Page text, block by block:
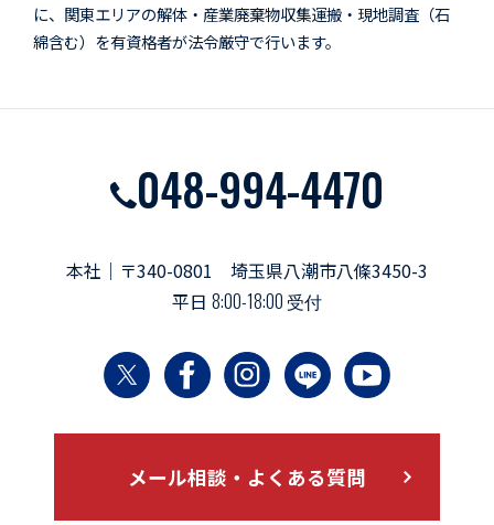
に、関東エリアの解体・産業廃棄物収集運搬・現地調査（石
綿含む）を有資格者が法令厳守で行います。
048-994-4470
本社｜〒340-0801 埼玉県八潮市八條3450-3
平日 8:00-18:00 受付
メール相談・よくある質問